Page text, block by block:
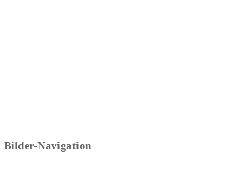
Bilder-Navigation